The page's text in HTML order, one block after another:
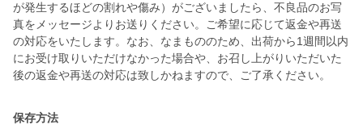
が発生するほどの割れや傷み）がございましたら、不良品のお写
真をメッセージよりお送りください。ご希望に応じて返金や再送
の対応をいたします。なお、なまもののため、出荷から1週間以内
にお受け取りいただけなかった場合や、お召し上がりいただいた
後の返金や再送の対応は致しかねますので、ご了承ください。
保存方法